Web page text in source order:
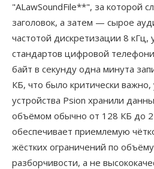
"ALawSoundFile**", за которой
заголовок, а затем — сырое
частотой дискретизации 8 кГц,
стандартов цифровой
байт в секунду одна минута
КБ, что было критически важно,
устройства Psion хранили
объёмом обычно от 128 КБ до
обеспечивает приемлемую
жёстких ограничений по
разборчивости, а не